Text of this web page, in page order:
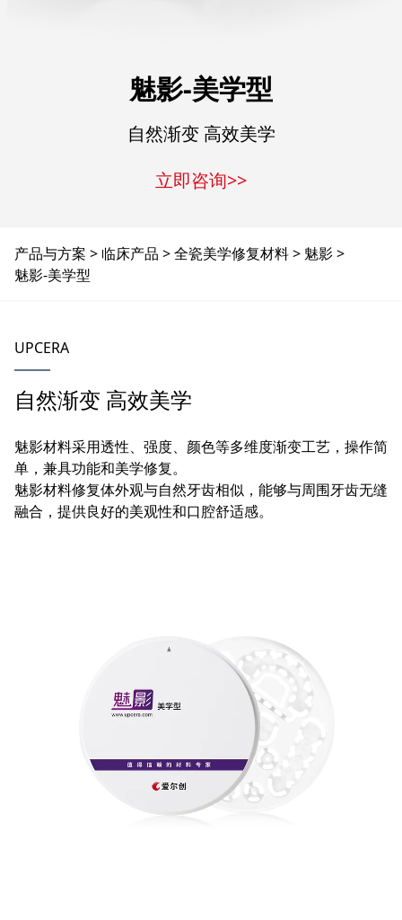
魅影-美学型
自然渐变 高效美学
立即咨询>>
产品与方案 临床产品 全瓷美学修复材料
魅影
魅影-美学型
UPCERA
自然渐变 高效美学
魅影材料采用透性、强度、颜色等多维度渐变工艺，操作简
单，兼具功能和美学修复。
魅影材料修复体外观与自然牙齿相似，能够与周围牙齿无缝
融合，提供良好的美观性和口腔舒适感。